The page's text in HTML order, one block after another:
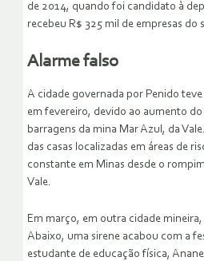
de 2014, quando foi candidato à
recebeu R$ 325 mil de empresas do
Alarme falso
A cidade governada por Penido teve
em fevereiro, devido ao aumento
barragens da mina Mar Azul, da
das casas localizadas em áreas de
constante em Minas desde o
Vale.
Em março, em outra cidade
Abaixo, uma sirene acabou com a
estudante de educação física,